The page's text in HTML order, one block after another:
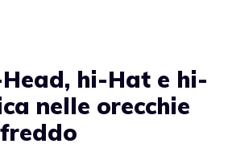
hi-Hat e hi-
nelle orecchie